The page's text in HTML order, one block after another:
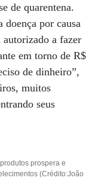
de quarentena.
doença por causa
a fazer
em torno de R$
de dinheiro”,
muitos
seus
prospera e
(Crédito:João